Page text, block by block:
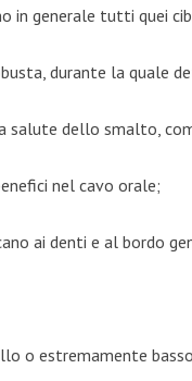
in generale tutti quei
durante la quale
salute dello smalto,
nel cavo orale;
ai denti e al bordo
o estremamente